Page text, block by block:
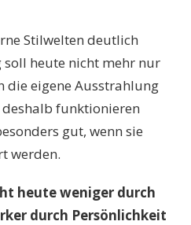
Stilwelten deutlich
heute nicht mehr nur
die eigene Ausstrahlung
funktionieren
gut, wenn sie
werden.
heute weniger durch
durch Persönlichkeit